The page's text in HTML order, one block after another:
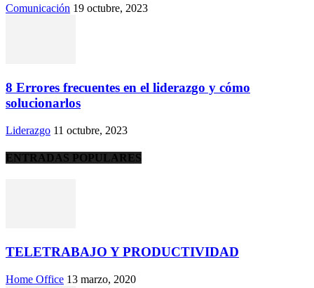
Comunicación 19 octubre, 2023
8 Errores frecuentes en el liderazgo y cómo
solucionarlos
Liderazgo 11 octubre, 2023
ENTRADAS POPULARES
TELETRABAJO Y PRODUCTIVIDAD
Home Office 13 marzo, 2020